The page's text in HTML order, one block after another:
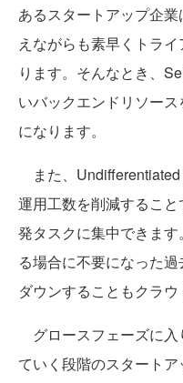
あるスタートアップ企
えながらも素早くトラ
ります。そんなとき、
いバックエンドリソー
になります。
また、Undifferentiated
運用工数を削減するこ
発タスクに集中できま
る場合に不要になった
ダウンすることもクラウ
グロースフェーズに入
ていく段階のスタート